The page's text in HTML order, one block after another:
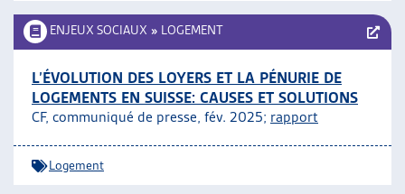
ENJEUX SOCIAUX » LOGEMENT
L’ÉVOLUTION DES LOYERS ET LA PÉNURIE DE
LOGEMENTS EN SUISSE: CAUSES ET SOLUTIONS
CF, communiqué de presse, fév. 2025; rapport
Logement